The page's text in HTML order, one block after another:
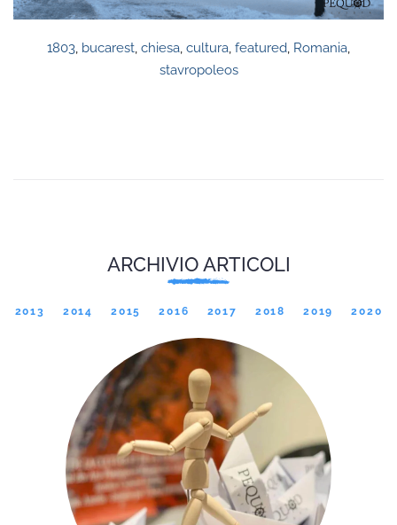
1803, bucarest, chiesa, cultura, featured, Romania,
stavropoleos
ARCHIVIO ARTICOLI
2013 2014 2015 2016 2017 2018 2019 2020